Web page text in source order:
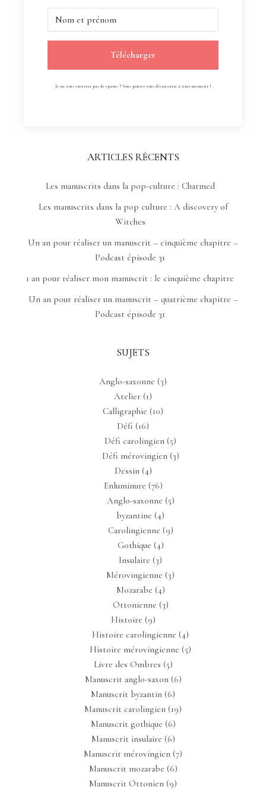
Télécharger
Je ne vous enverrai pas de spams ! Vous pouvez vous désinscrire à tout moment !
ARTICLES RÉCENTS
Les manuscrits dans la pop-culture : Charmed
Les manuscrits dans la pop culture : A discovery of
Witches
Un an pour réaliser un manuscrit – cinquième chapitre –
Podcast épisode 31
1 an pour réaliser mon manuscrit : le cinquième chapitre
Un an pour réaliser un manuscrit – quatrième chapitre –
Podcast épisode 31
SUJETS
Anglo-saxonne (3)
Atelier (1)
Calligraphie (10)
Défi (16)
Défi carolingien (5)
Défi mérovingien(3)
Dessin(4)
Enluminure (76)
Anglo-saxonne (5)
byzantine (4)
Carolingienne (9)
Gothique (4)
Insulaire (3)
Mérovingienne (3)
Mozarabe (4)
Ottonienne (3)
Histoire (9)
Histoire carolingienne (4)
Histoire mérovingienne (5)
Livre des Ombres (5)
Manuscrit anglo-saxon(6)
Manuscrit byzantin (6)
Manuscrit carolingien (19)
Manuscrit gothique (6)
Manuscrit insulaire (6)
Manuscrit mérovingien (7)
Manuscrit mozarabe (6)
Manuscrit Ottonien (9)